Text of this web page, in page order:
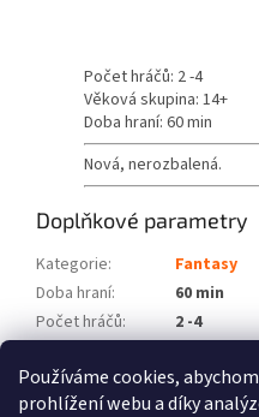
Používáme cookies,
prohlížení webu a díky
Počet hráčů: 2 -4
Věková skupina: 14+
Doba hraní: 60 min
Nová, nerozbalená.
Doplňkové parametry
Kategorie:
Fantasy
Doba hraní:
60 min
Počet hráčů:
2 -4
Položka byla vyprodána…